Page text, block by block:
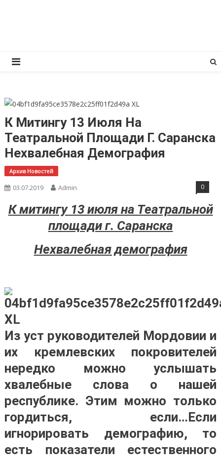
К Митингу 13 Июля На
Театральной Площади Г. Саранска
Нехвалебная Демография
Архив Новостей
03.07.2019 Admin 0
К митингу 13 июля на Театральной
площади г. Саранска
Нехвалебная демография
Из уст руководителей Мордовии и
их кремлевских покровителей
нередко можно услышать
хвалебные слова о нашей
республике. Этим можно только
гордиться, если…Если
игнорировать демографию, то
есть показатели естественного